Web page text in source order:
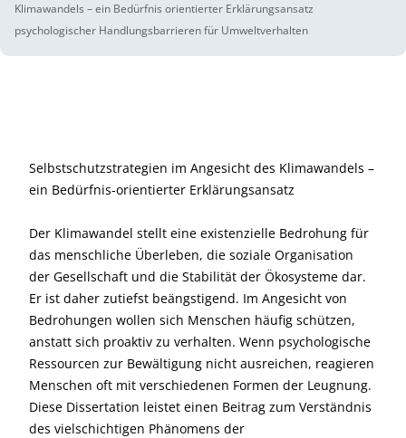
Klimawandels – ein Bedürfnis orientierter Erklärungsansatz
psychologischer Handlungsbarrieren für Umweltverhalten
Selbstschutzstrategien im Angesicht des Klimawandels –
ein Bedürfnis-orientierter Erklärungsansatz
Der Klimawandel stellt eine existenzielle Bedrohung für
das menschliche Überleben, die soziale Organisation
der Gesellschaft und die Stabilität der Ökosysteme dar.
Er ist daher zutiefst beängstigend. Im Angesicht von
Bedrohungen wollen sich Menschen häufig schützen,
anstatt sich proaktiv zu verhalten. Wenn psychologische
Ressourcen zur Bewältigung nicht ausreichen, reagieren
Menschen oft mit verschiedenen Formen der Leugnung.
Diese Dissertation leistet einen Beitrag zum Verständnis
des vielschichtigen Phänomens der